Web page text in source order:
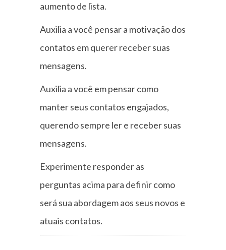
aumento de lista.
Auxilia a você pensar a motivação dos
contatos em querer receber suas
mensagens.
Auxilia a você em pensar como
manter seus contatos engajados,
querendo sempre ler e receber suas
mensagens.
Experimente responder as
perguntas acima para definir como
será sua abordagem aos seus novos e
atuais contatos.